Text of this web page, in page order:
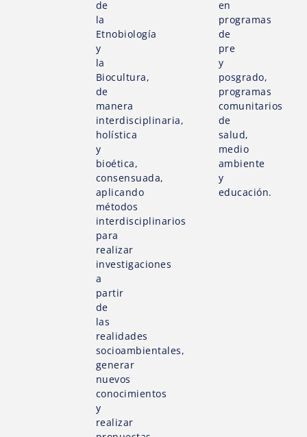
de
la
Etnobiología
y
la
Biocultura,
de
manera
interdisciplinaria,
holística
y
bioética,
consensuada,
aplicando
métodos
interdisciplinarios
para
realizar
investigaciones
a
partir
de
las
realidades
socioambientales,
generar
nuevos
conocimientos
y
realizar
en
programas
de
pre
y
posgrado,
programas
comunitarios
de
salud,
medio
ambiente
y
educación.